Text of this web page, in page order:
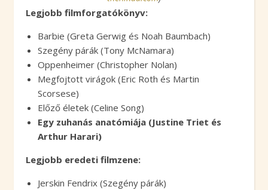
Legjobb filmforgatókönyv:
Barbie (Greta Gerwig és Noah Baumbach)
Szegény párák (Tony McNamara)
Oppenheimer (Christopher Nolan)
Megfojtott virágok (Eric Roth és Martin
Scorsese)
Előző életek (Celine Song)
Egy zuhanás anatómiája (Justine Triet és
Arthur Harari)
Legjobb eredeti filmzene:
Jerskin Fendrix (Szegény párák)